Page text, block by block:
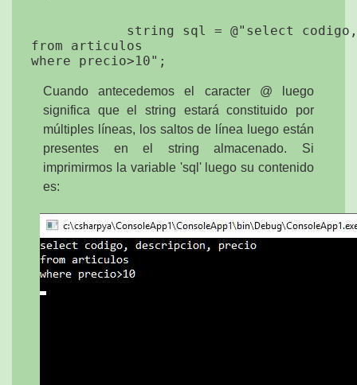
string sql = @"select
from articulos
Cuando antecedemos el caracter @ luego
significa que el string estará constituido por
múltiples líneas, los saltos de línea luego están
presentes en el string almacenado. Si
imprimirmos la variable 'sql' luego su contenido
es: